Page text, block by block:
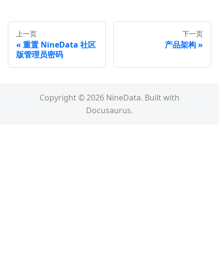
上一页
重置 NineData 社区
版管理员密码
下一页
产品架构
Copyright © 2026 NineData. Built with
Docusaurus.